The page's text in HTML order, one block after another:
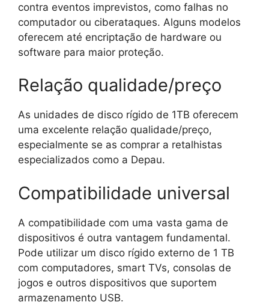
contra eventos imprevistos, como falhas no
computador ou ciberataques. Alguns modelos
oferecem até encriptação de hardware ou
software para maior proteção.
Relação qualidade/preço
As unidades de disco rígido de 1TB oferecem
uma excelente relação qualidade/preço,
especialmente se as comprar a retalhistas
especializados como a Depau.
Compatibilidade universal
A compatibilidade com uma vasta gama de
dispositivos é outra vantagem fundamental.
Pode utilizar um disco rígido externo de 1 TB
com computadores, smart TVs, consolas de
jogos e outros dispositivos que suportem
armazenamento USB.